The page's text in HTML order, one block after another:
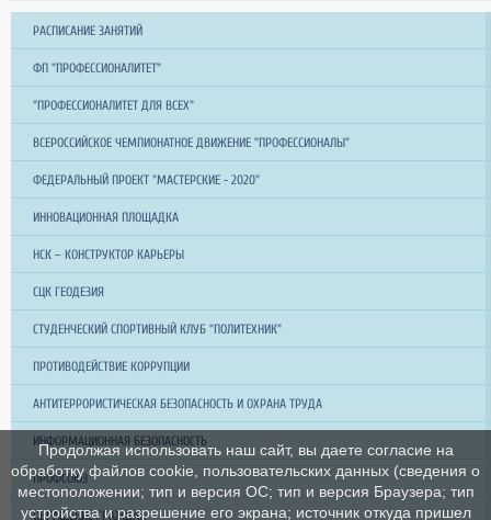
РАСПИСАНИЕ ЗАНЯТИЙ
ФП "ПРОФЕССИОНАЛИТЕТ"
"ПРОФЕССИОНАЛИТЕТ ДЛЯ ВСЕХ"
ВСЕРОССИЙСКОЕ ЧЕМПИОНАТНОЕ ДВИЖЕНИЕ "ПРОФЕССИОНАЛЫ"
ФЕДЕРАЛЬНЫЙ ПРОЕКТ "МАСТЕРСКИЕ - 2020"
ИННОВАЦИОННАЯ ПЛОЩАДКА
НСК – КОНСТРУКТОР КАРЬЕРЫ
СЦК ГЕОДЕЗИЯ
СТУДЕНЧЕСКИЙ СПОРТИВНЫЙ КЛУБ "ПОЛИТЕХНИК"
ПРОТИВОДЕЙСТВИЕ КОРРУПЦИИ
АНТИТЕРРОРИСТИЧЕСКАЯ БЕЗОПАСНОСТЬ И ОХРАНА ТРУДА
ИНФОРМАЦИОННАЯ БЕЗОПАСНОСТЬ
ПРОФСОЮЗ
ОБРАЩЕНИЕ ГРАЖДАН
Продолжая использовать наш сайт, вы даете согласие на
обработку файлов cookie, пользовательских данных (сведения о
местоположении; тип и версия ОС; тип и версия Браузера; тип
устройства и разрешение его экрана; источник откуда пришел